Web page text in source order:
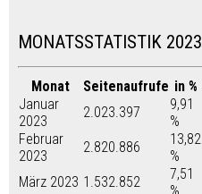
MONATSSTATISTIK 2023
Monat Seitenaufrufe in %
Januar
2023
2.023.397
9,91
%
Februar
2023
2.820.886
13,82
%
März 2023 1.532.852
7,51